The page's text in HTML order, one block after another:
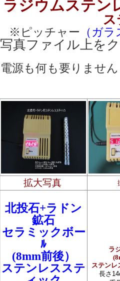
ラジウムステン
ス
※ピッチャー （ガ
写真ファイル上を
電源も何も要りませ
拡大写真
北投石+ラドン
鉱石
セラミックボー
ﾙ
(8mm前後）
ステンレスステ
ラ
ステンレ
長さ